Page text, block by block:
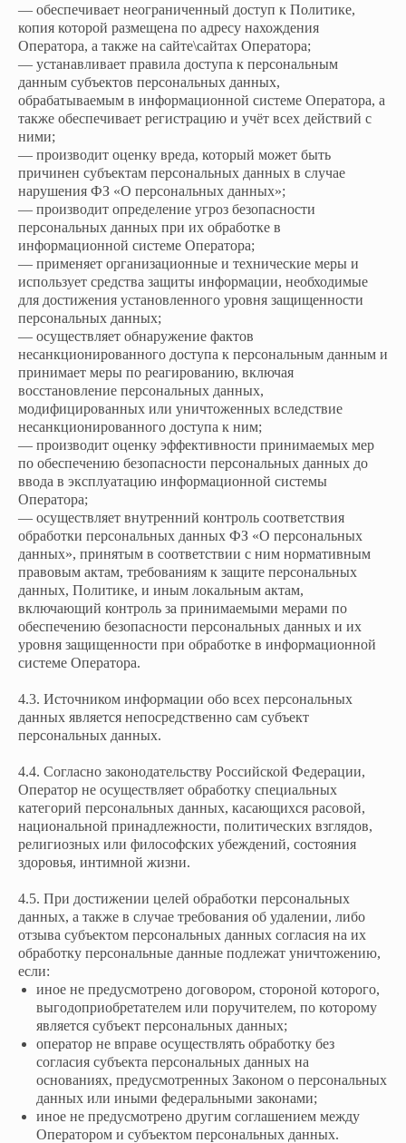
— обеспечивает неограниченный доступ к Политике,
копия которой размещена по адресу нахождения
Оператора, а также на сайте\сайтах Оператора;
— устанавливает правила доступа к персональным
данным субъектов персональных данных,
обрабатываемым в информационной системе Оператора, а
также обеспечивает регистрацию и учёт всех действий с
ними;
— производит оценку вреда, который может быть
причинен субъектам персональных данных в случае
нарушения ФЗ «О персональных данных»;
— производит определение угроз безопасности
персональных данных при их обработке в
информационной системе Оператора;
— применяет организационные и технические меры и
использует средства защиты информации, необходимые
для достижения установленного уровня защищенности
персональных данных;
— осуществляет обнаружение фактов
несанкционированного доступа к персональным данным и
принимает меры по реагированию, включая
восстановление персональных данных,
модифицированных или уничтоженных вследствие
несанкционированного доступа к ним;
— производит оценку эффективности принимаемых мер
по обеспечению безопасности персональных данных до
ввода в эксплуатацию информационной системы
Оператора;
— осуществляет внутренний контроль соответствия
обработки персональных данных ФЗ «О персональных
данных», принятым в соответствии с ним нормативным
правовым актам, требованиям к защите персональных
данных, Политике, и иным локальным актам,
включающий контроль за принимаемыми мерами по
обеспечению безопасности персональных данных и их
уровня защищенности при обработке в информационной
системе Оператора.
4.3. Источником информации обо всех персональных
данных является непосредственно сам субъект
персональных данных.
4.4. Согласно законодательству Российской Федерации,
Оператор не осуществляет обработку специальных
категорий персональных данных, касающихся расовой,
национальной принадлежности, политических взглядов,
религиозных или философских убеждений, состояния
здоровья, интимной жизни.
4.5. При достижении целей обработки персональных
данных, а также в случае требования об удалении, либо
отзыва субъектом персональных данных согласия на их
обработку персональные данные подлежат уничтожению,
если:
иное не предусмотрено договором, стороной которого,
выгодоприобретателем или поручителем, по которому
является субъект персональных данных;
оператор не вправе осуществлять обработку без
согласия субъекта персональных данных на
основаниях, предусмотренных Законом о персональных
данных или иными федеральными законами;
иное не предусмотрено другим соглашением между
Оператором и субъектом персональных данных.